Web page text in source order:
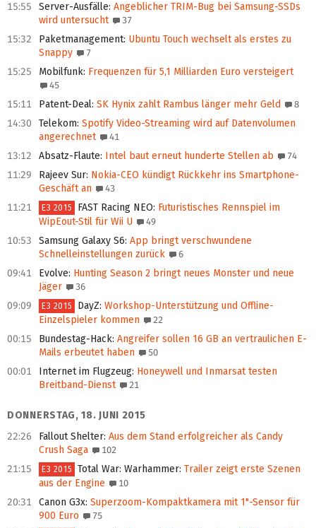
15:55 Server-Ausfälle: Angeblicher TRIM-Bug bei Samsung-SSDs
wird untersucht
37
15:32 Paketmanagement: Ubuntu Touch wechselt als erstes zu
Snappy
7
15:25 Mobilfunk: Frequenzen für 5,1 Milliarden Euro versteigert
45
15:11 Patent-Deal: SK Hynix zahlt Rambus länger mehr Geld 8
14:30 Telekom: Spotify Video-Streaming wird auf Datenvolumen
angerechnet
41
13:12 Absatz-Flaute: Intel baut erneut hunderte Stellen ab 74
11:29 Rajeev Sur: Nokia-CEO kündigt Rückkehr ins Smartphone-
Geschäft an
43
11:21 E3 2015 FAST Racing NEO: Futuristisches Rennspiel im
WipEout-Stil für Wii U
49
10:53 Samsung Galaxy S6: App bringt verschwundene
Schnelleinstellungen zurück
6
09:41 Evolve: Hunting Season 2 bringt neues Monster und neue
Jäger
36
09:09 E3 2015 DayZ: Workshop-Unterstützung und Offline-
Einzelspieler kommen
22
00:15 Bundestag-Hack: Angreifer sollen 16 GB an vertraulichen E-
Mails erbeutet haben
50
00:01 Internet im Flugzeug: Honeywell und Inmarsat testen
Breitband-Dienst
21
DONNERSTAG, 18. JUNI 2015
22:26
Fallout Shelter: Aus dem Stand erfolgreicher als Candy
Crush Saga
102
21:15 E3 2015 Total War: Warhammer: Trailer zeigt erste Szenen
aus der Engine
10
20:31 Canon G3x: Superzoom-Kompaktkamera mit 1"-Sensor für
900 Euro
75